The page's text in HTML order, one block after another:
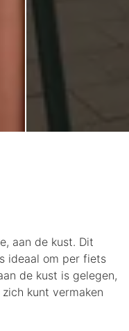
aan de kust. Dit
ideaal om per fiets
de kust is gelegen,
kunt vermaken